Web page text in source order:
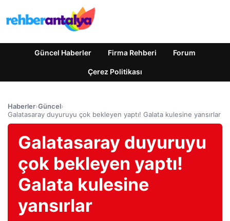
Güncel Haberler Firma Rehberi Forum
Çerez Politikası
Haberler›Güncel›
Galatasaray duyuruyu çok bekleyen yaptı! Galata kulesine yansırlar
Galatasaray duyuruyu
çok bekleyen yaptı!
Galata kulesine
yansırlar